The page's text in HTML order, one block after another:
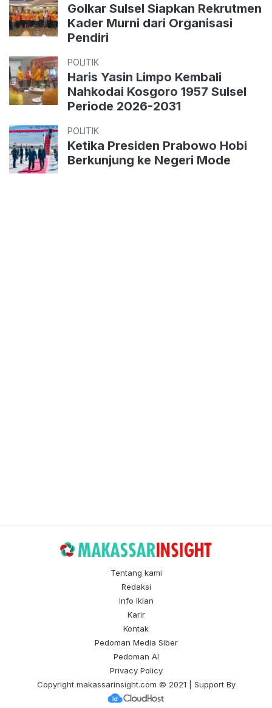
Golkar Sulsel Siapkan Rekrutmen
Kader Murni dari Organisasi
Pendiri
POLITIK
Haris Yasin Limpo Kembali
Nahkodai Kosgoro 1957 Sulsel
Periode 2026-2031
POLITIK
Ketika Presiden Prabowo Hobi
Berkunjung ke Negeri Mode
Tentang kami
Redaksi
Info Iklan
Karir
Kontak
Pedoman Media Siber
Pedoman AI
Privacy Policy
Copyright makassarinsight.com © 2021 | Support By